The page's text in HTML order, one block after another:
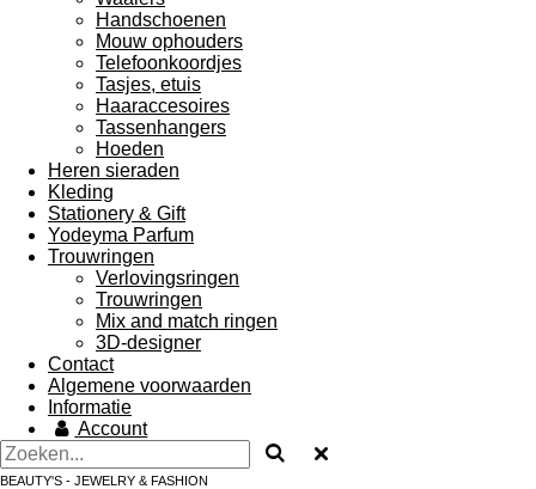
Handschoenen
Mouw ophouders
Telefoonkoordjes
Tasjes, etuis
Haaraccesoires
Tassenhangers
Hoeden
Heren sieraden
Kleding
Stationery & Gift
Yodeyma Parfum
Trouwringen
Verlovingsringen
Trouwringen
Mix and match ringen
3D-designer
Contact
Algemene voorwaarden
Informatie
Account
BEAUTY'S - JEWELRY & FASHION